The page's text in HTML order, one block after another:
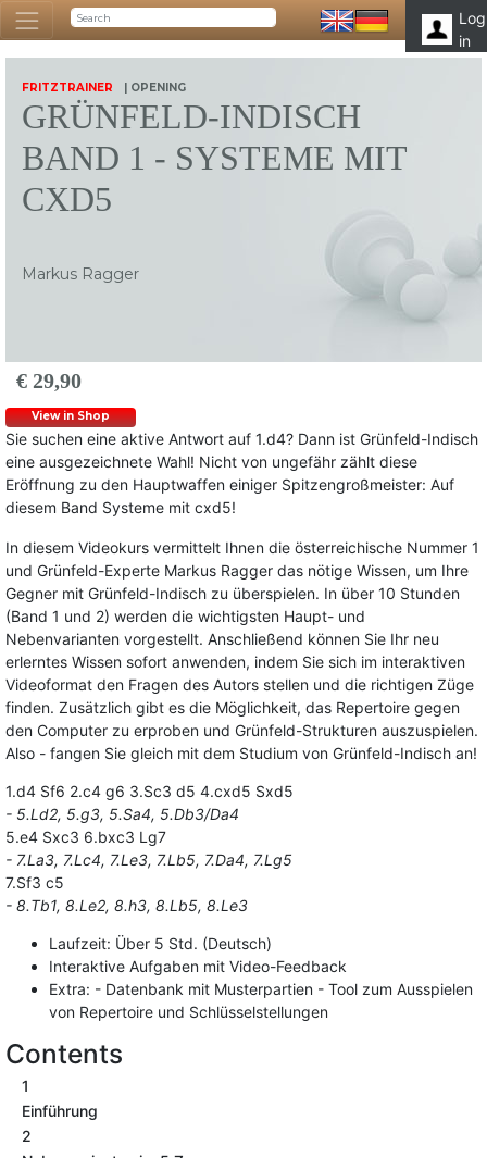
Log
in
FRITZTRAINER | OPENING
GRÜNFELD-INDISCH
BAND 1 - SYSTEME MIT
CXD5
Markus Ragger
€ 29,90
View in Shop
Sie suchen eine aktive Antwort auf 1.d4? Dann ist Grünfeld-Indisch
eine ausgezeichnete Wahl! Nicht von ungefähr zählt diese
Eröffnung zu den Hauptwaffen einiger Spitzengroßmeister: Auf
diesem Band Systeme mit cxd5!
In diesem Videokurs vermittelt Ihnen die österreichische Nummer 1
und Grünfeld-Experte Markus Ragger das nötige Wissen, um Ihre
Gegner mit Grünfeld-Indisch zu überspielen. In über 10 Stunden
(Band 1 und 2) werden die wichtigsten Haupt- und
Nebenvarianten vorgestellt. Anschließend können Sie Ihr neu
erlerntes Wissen sofort anwenden, indem Sie sich im interaktiven
Videoformat den Fragen des Autors stellen und die richtigen Züge
finden. Zusätzlich gibt es die Möglichkeit, das Repertoire gegen
den Computer zu erproben und Grünfeld-Strukturen auszuspielen.
Also - fangen Sie gleich mit dem Studium von Grünfeld-Indisch an!
1.d4 Sf6 2.c4 g6 3.Sc3 d5 4.cxd5 Sxd5
- 5.Ld2, 5.g3, 5.Sa4, 5.Db3/Da4
5.e4 Sxc3 6.bxc3 Lg7
- 7.La3, 7.Lc4, 7.Le3, 7.Lb5, 7.Da4, 7.Lg5
7.Sf3 c5
- 8.Tb1, 8.Le2, 8.h3, 8.Lb5, 8.Le3
Laufzeit: Über 5 Std. (Deutsch)
Interaktive Aufgaben mit Video-Feedback
Extra: - Datenbank mit Musterpartien - Tool zum Ausspielen
von Repertoire und Schlüsselstellungen
Contents
1
Einführung
2